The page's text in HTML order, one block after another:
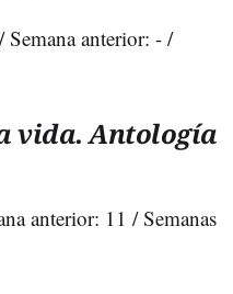
Semana anterior: - /
vida. Antología
anterior: 11 / Semanas